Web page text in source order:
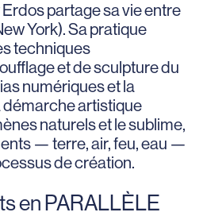
partage sa vie entre
York). Sa pratique
techniques
et de sculpture du
numériques et la
artistique
naturels et le sublime,
— terre, air, feu, eau —
de création.
en PARALLÈLE